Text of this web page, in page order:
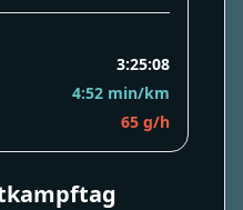
3:25:08
4:52 min/km
65 g/h